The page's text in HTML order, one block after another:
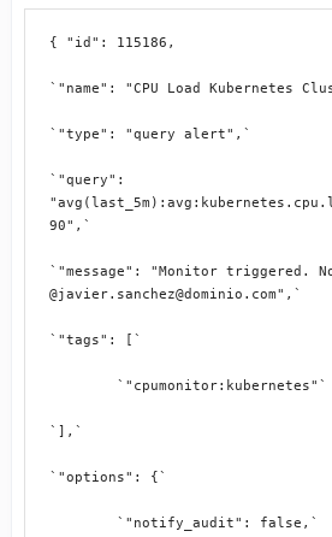
{ "id": 115186,
`"name": "CPU Load Kubernetes
`"type": "query alert",`
`"query":
90",`
`"message": "Monitor triggered.
@javier.sanchez@dominio.com",`
`"tags": [`
	`"cpumonitor:kubernetes"`
`],`
`"options": {`
	`"notify_audit": false,`